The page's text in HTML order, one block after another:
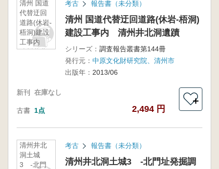
清州 国道
代替迂回
道路(休岩-
梧洞)建設
工事内
清州井北
考古 報告書（未分類）
清州 国道代替迂回道路(休岩-梧洞)
建設工事内 清州井北洞遺蹟
シリーズ： 調査報告叢書第144冊
発行元： 中原文化財研究院、清州市
出版年： 2013/06
新刊 在庫なし
古書 1点 2,494 円
＋
清州井北
洞土城
3 -北門
考古 報告書（未分類）
清州井北洞土城3 -北門址発掘調